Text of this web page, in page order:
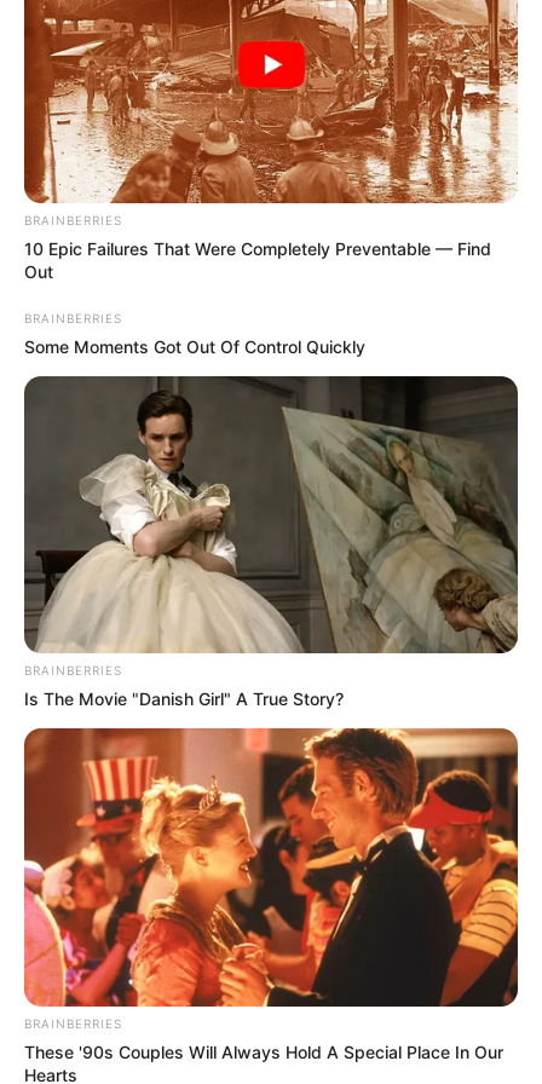
panetone com lata reaproveitada.
Veja também:
Lembrancinha de Natal – Porta Bombom em EVA
45 Moldes de Papai Noel Para Imprimir e Usar
Lata de Leite Decorada Passo a Passo
BRAINBERRIES
10 Epic Failures That Were Completely Preventable — Find
Out
BRAINBERRIES
Some Moments Got Out Of Control Quickly
BRAINBERRIES
Is The Movie "Danish Girl" A True Story?
BRAINBERRIES
These '90s Couples Will Always Hold A Special Place In Our
Hearts